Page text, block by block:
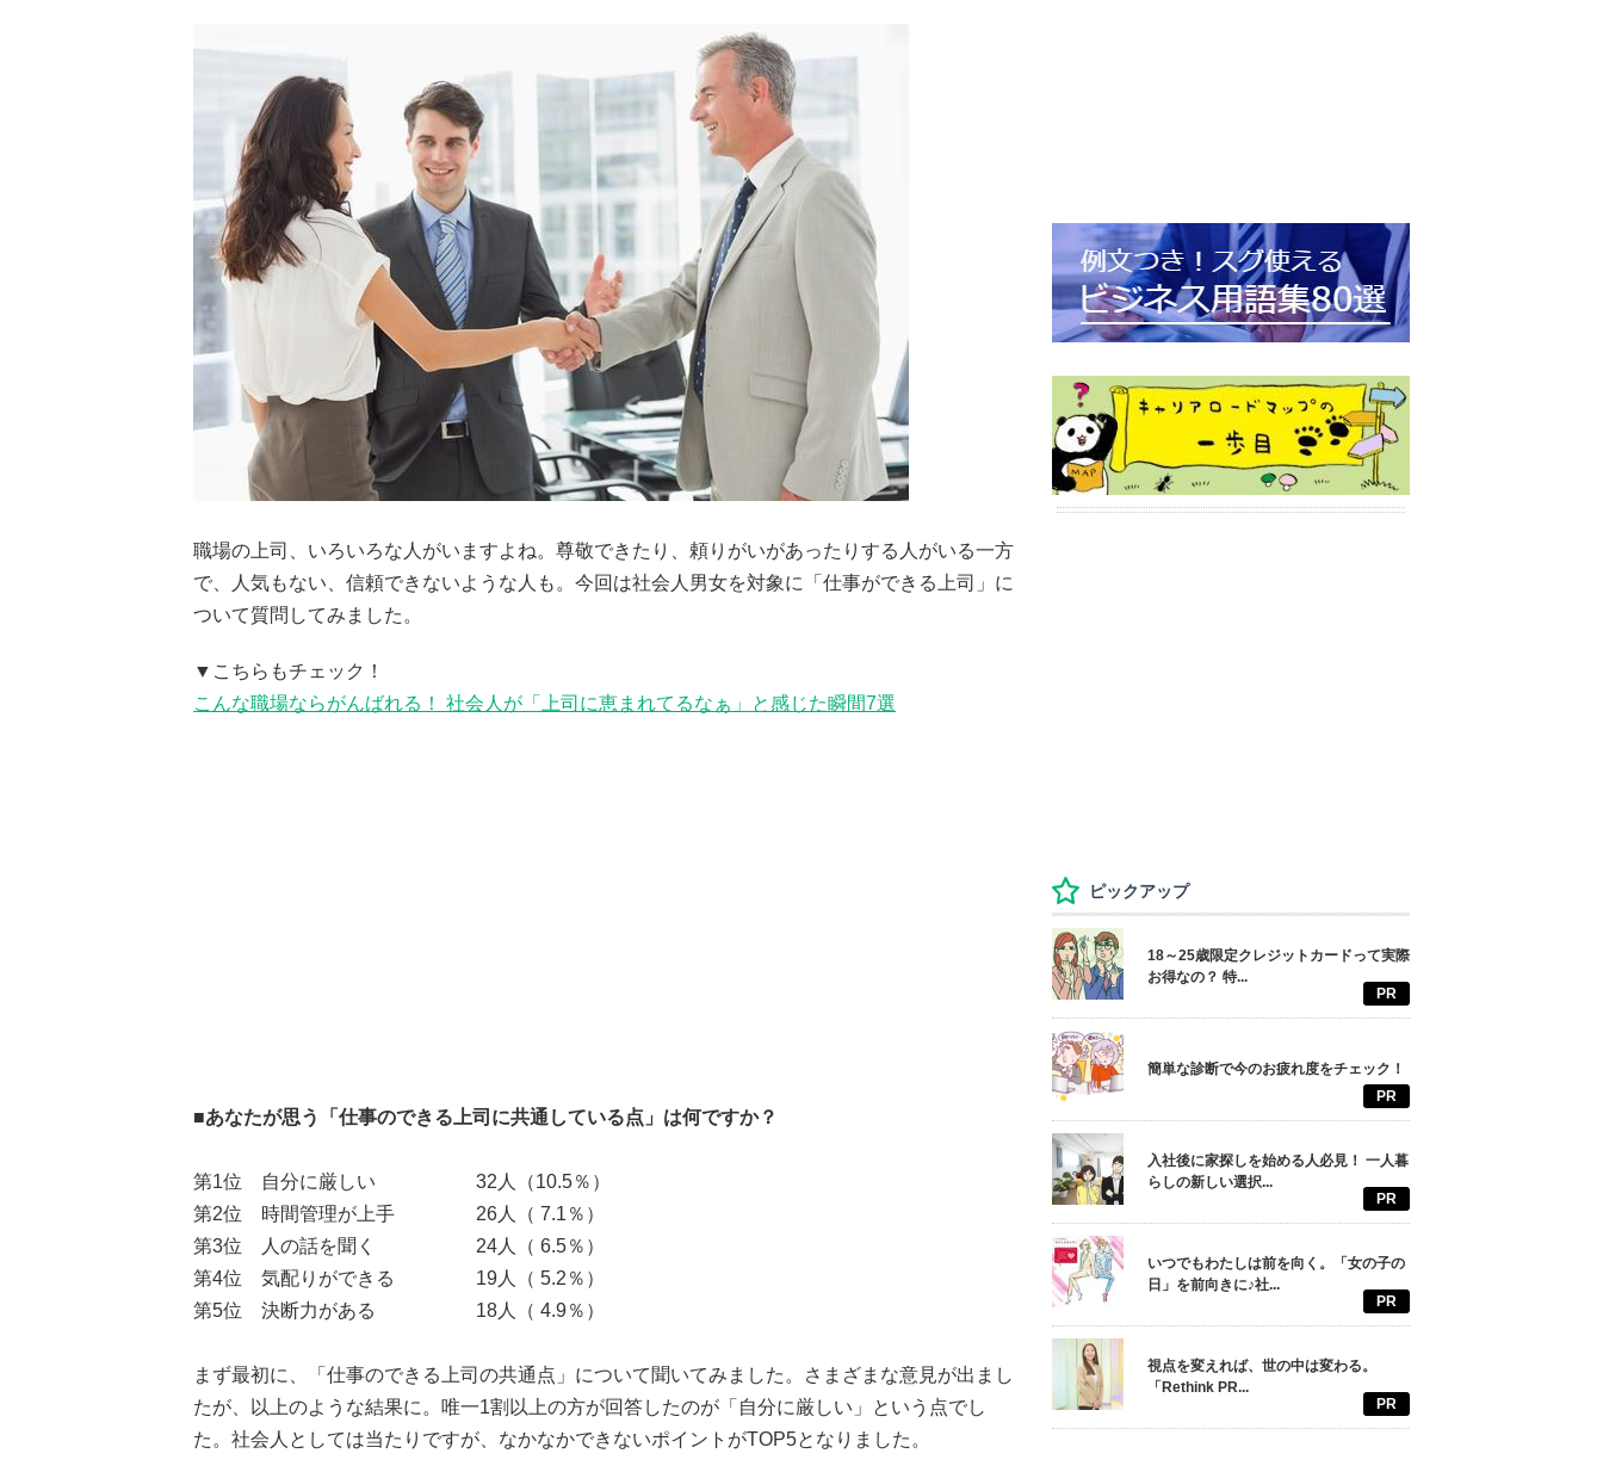
職場の上司、いろいろな人がいますよね。尊敬できたり、頼りがいがあったりする人がいる一方
で、人気もない、信頼できないような人も。今回は社会人男女を対象に「仕事ができる上司」に
ついて質問してみました。
▼こちらもチェック！
こんな職場ならがんばれる！ 社会人が「上司に恵まれてるなぁ」と感じた瞬間7選
■あなたが思う「仕事のできる上司に共通している点」は何ですか？
第1位 自分に厳しい 32人（10.5％）
第2位 時間管理が上手 26人（ 7.1％）
第3位 人の話を聞く 24人（ 6.5％）
第4位 気配りができる 19人（ 5.2％）
第5位 決断力がある 18人（ 4.9％）
まず最初に、「仕事のできる上司の共通点」について聞いてみました。さまざまな意見が出まし
たが、以上のような結果に。唯一1割以上の方が回答したのが「自分に厳しい」という点でし
た。社会人としては当たりですが、なかなかできないポイントがTOP5となりました。
ピックアップ
18～25歳限定クレジットカードって実際
お得なの？ 特...
PR
簡単な診断で今のお疲れ度をチェック！
PR
入社後に家探しを始める人必見！ 一人暮
らしの新しい選択...
PR
いつでもわたしは前を向く。「女の子の
日」を前向きに♪社...
PR
視点を変えれば、世の中は変わる。
「Rethink PR...
PR